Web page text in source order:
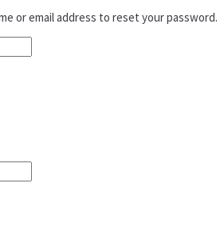
or email address to reset your password.